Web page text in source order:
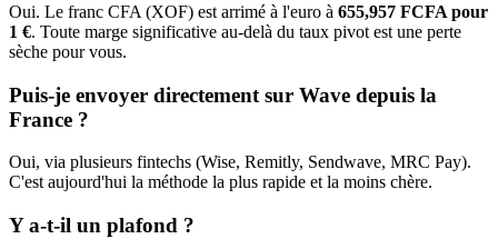
Oui. Le franc CFA (XOF) est arrimé à l'euro à 655,957 FCFA pour
1 €. Toute marge significative au-delà du taux pivot est une perte
sèche pour vous.
Puis-je envoyer directement sur Wave depuis la
France ?
Oui, via plusieurs fintechs (Wise, Remitly, Sendwave, MRC Pay).
C'est aujourd'hui la méthode la plus rapide et la moins chère.
Y a-t-il un plafond ?